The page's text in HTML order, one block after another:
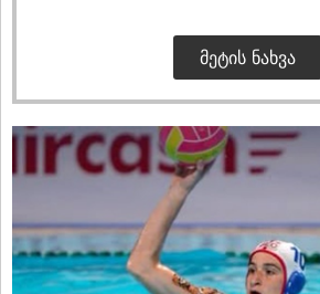
ᲛᲔᲢᲘᲡ ᲜᲐᲮᲕᲐ